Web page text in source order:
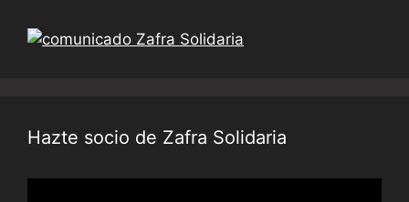
Hazte socio de Zafra Solidaria